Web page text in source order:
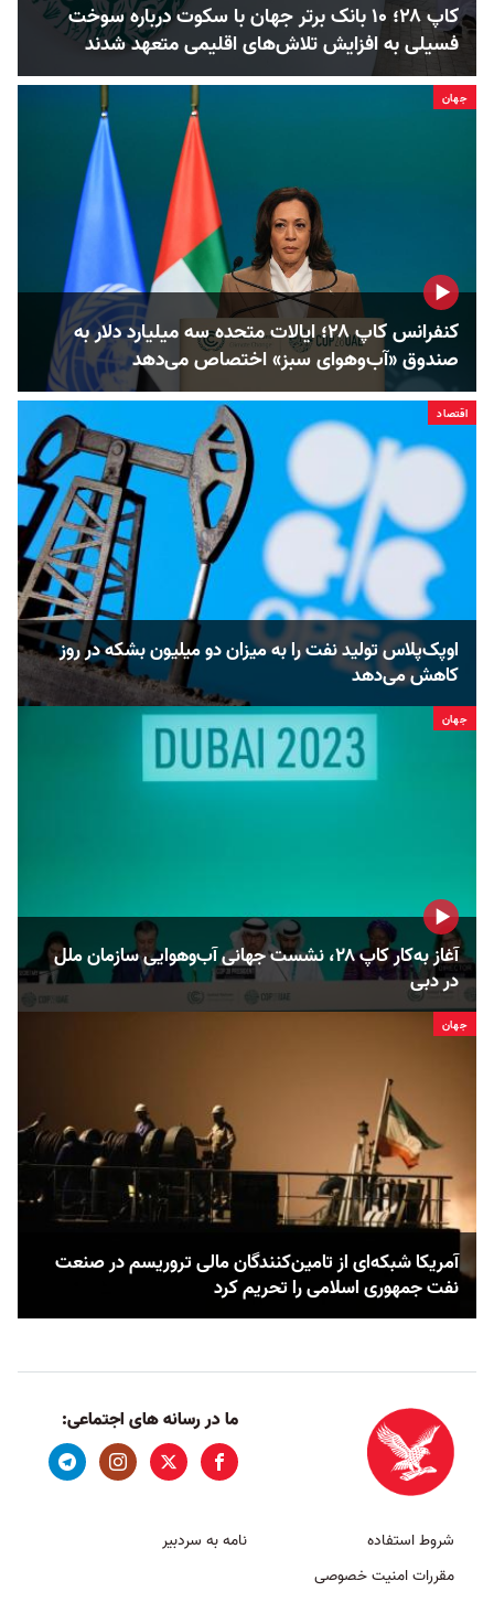
کاپ ۲۸؛ ۱۰ بانک‌ برتر جهان با سکوت درباره سوخت
فسیلی به افزایش تلاش‌های اقلیمی متعهد شدند
جهان
کنفرانس کاپ ۲۸؛ ایالات متحده سه میلیارد دلار به
صندوق «آب‌و‌هوای سبز» اختصاص می‌دهد
اقتصاد
اوپک‌پلاس تولید نفت را به میزان دو میلیون بشکه در روز
کاهش می‌دهد
جهان
آغاز به‌کار کاپ ۲۸، نشست جهانی آب‌وهوایی سازمان ملل
در دبی
جهان
آمریکا شبکه‌ای از تامین‌کنندگان مالی تروریسم در صنعت
نفت جمهوری اسلامی را تحریم کرد
ما در رسانه های اجتماعی:
شروط استفاده
مقررات امنیت خصوصی
نامه به سردبیر